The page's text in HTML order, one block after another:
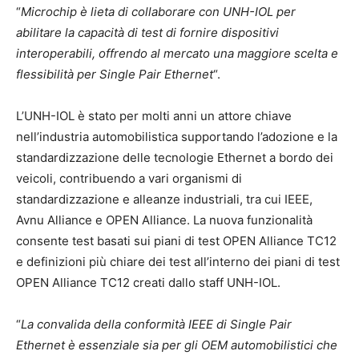
“Microchip è lieta di collaborare con UNH-IOL per
abilitare la capacità di test di fornire dispositivi
interoperabili, offrendo al mercato una maggiore scelta e
flessibilità per Single Pair Ethernet“.
L’UNH-IOL è stato per molti anni un attore chiave
nell’industria automobilistica supportando l’adozione e la
standardizzazione delle tecnologie Ethernet a bordo dei
veicoli, contribuendo a vari organismi di
standardizzazione e alleanze industriali, tra cui IEEE,
Avnu Alliance e OPEN Alliance. La nuova funzionalità
consente test basati sui piani di test OPEN Alliance TC12
e definizioni più chiare dei test all’interno dei piani di test
OPEN Alliance TC12 creati dallo staff UNH-IOL.
“La convalida della conformità IEEE di Single Pair
Ethernet è essenziale sia per gli OEM automobilistici che